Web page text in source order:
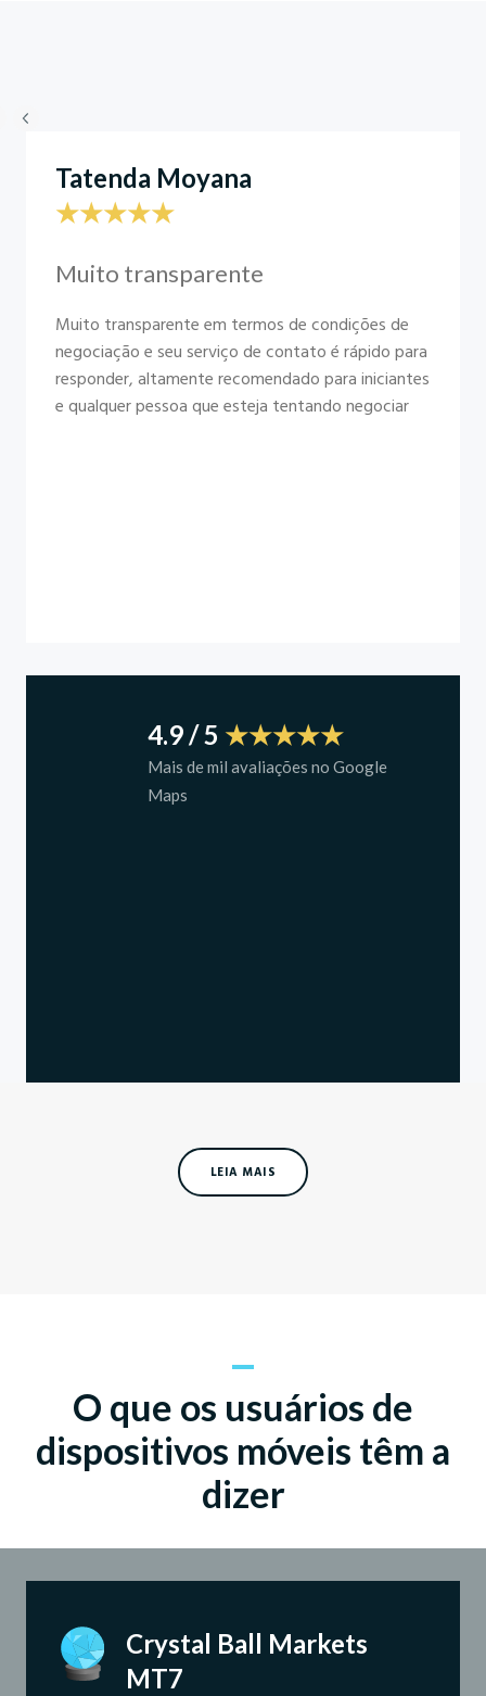
4.9 / 5 ★★★★★
Mais de mil avaliações no Google
Maps
Tatenda Moyana
★★★★★
Muito transparente
Muito transparente em termos de condições de
negociação e seu serviço de contato é rápido para
responder, altamente recomendado para iniciantes
e qualquer pessoa que esteja tentando negociar
LEIA MAIS
O que os usuários de
dispositivos móveis têm a
dizer
Crystal Ball Markets
MT7